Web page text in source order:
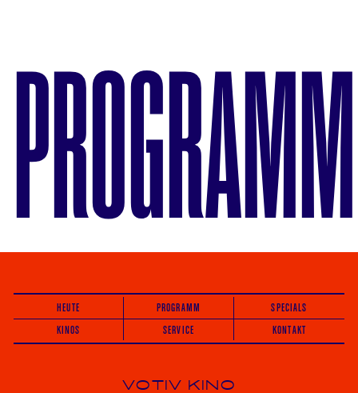
PROGRAMM
HEUTE PROGRAMM
SPECIALS
KINOS
SERVICE KONTAKT
VOTIV KINO